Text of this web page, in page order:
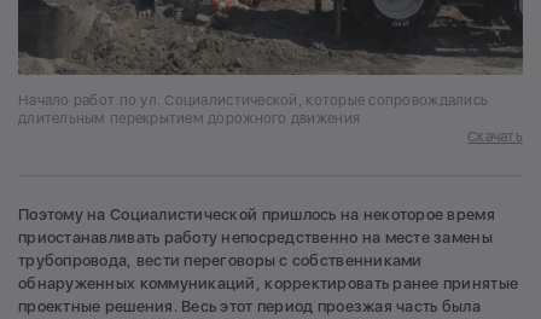
Начало работ по ул. Социалистической, которые сопровождались
длительным перекрытием дорожного движения
Скачать
Поэтому на Социалистической пришлось на некоторое время
приостанавливать работу непосредственно на месте замены
трубопровода, вести переговоры с собственниками
обнаруженных коммуникаций, корректировать ранее принятые
проектные решения. Весь этот период проезжая часть была